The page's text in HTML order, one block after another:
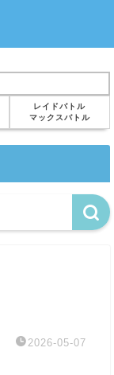
レイドバトル
マックスバトル
2026-05-07